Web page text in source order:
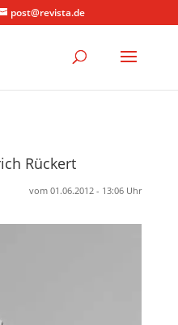
post@revista.de
Rückert
vom 01.06.2012 - 13:06 Uhr